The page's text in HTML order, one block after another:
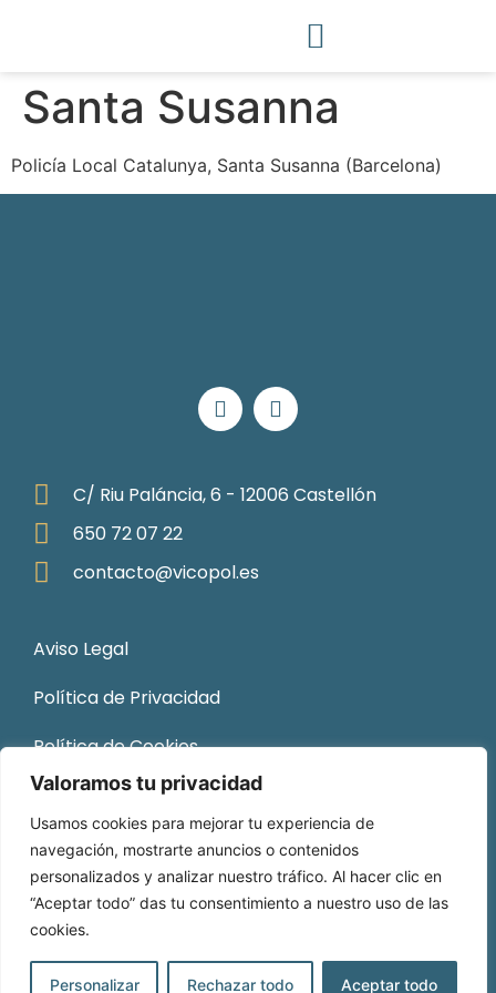
Valoramos tu privacidad
Usamos cookies para mejorar tu experiencia de
navegación, mostrarte anuncios o contenidos
personalizados y analizar nuestro tráfico. Al hacer clic en
“Aceptar todo” das tu consentimiento a nuestro uso de las
cookies.
Personalizar Rechazar todo Aceptar todo
Santa Susanna
Policía Local Catalunya, Santa Susanna (Barcelona)
C/ Riu Paláncia, 6 - 12006 Castellón
650 72 07 22
contacto@vicopol.es
Aviso Legal
Política de Privacidad
Política de Cookies
Sitemap
Desarrollado porDOCE Consultoría NTIC.